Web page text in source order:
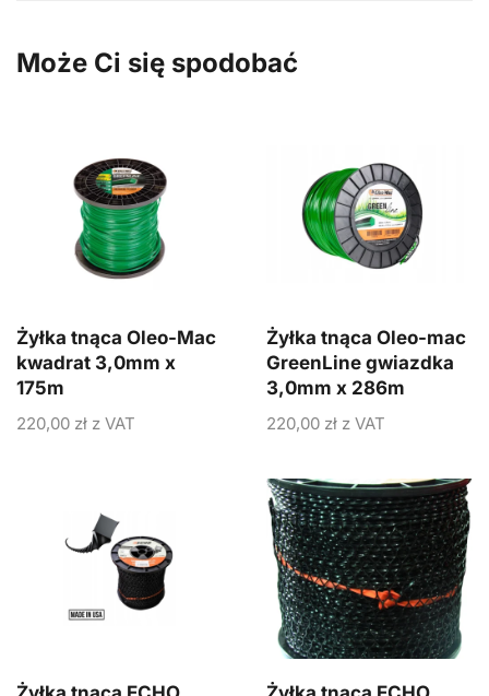
Może Ci się spodobać
Żyłka tnąca Oleo-Mac
kwadrat 3,0mm x
175m
220,00 zł z VAT
Żyłka tnąca Oleo-mac
GreenLine gwiazdka
3,0mm x 286m
220,00 zł z VAT